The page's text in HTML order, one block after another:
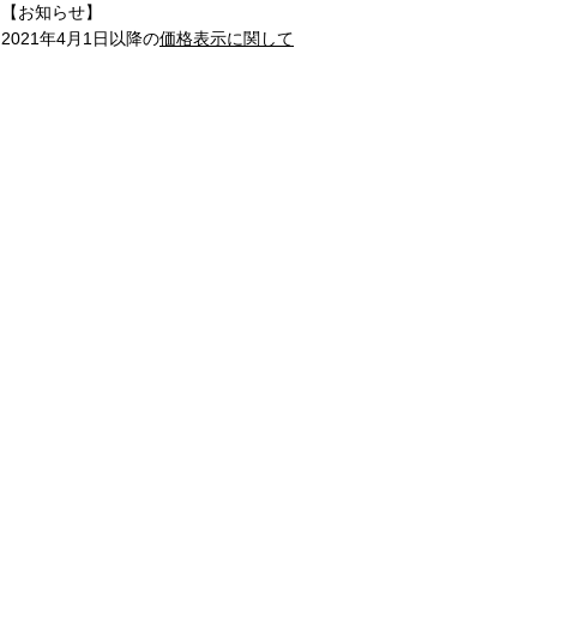
【お知らせ】
2021年4月1日以降の価格表示に関して